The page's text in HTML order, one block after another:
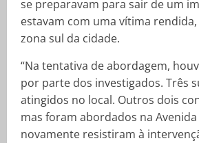
se preparavam para sair de um
estavam com uma vítima
zona sul da cidade.
“Na tentativa de abordagem,
por parte dos investigados. Três
atingidos no local. Outros dois
mas foram abordados na
novamente resistiram à